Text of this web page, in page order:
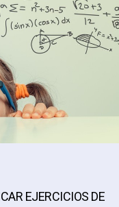
EJERCICIOS DE